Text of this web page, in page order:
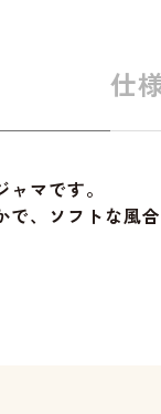
仕
マです。
、ソフトな風